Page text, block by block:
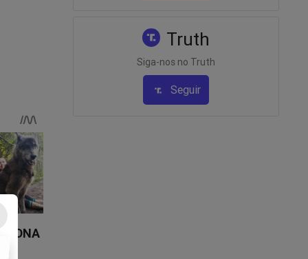
Truth
Siga-nos no Truth
Seguir